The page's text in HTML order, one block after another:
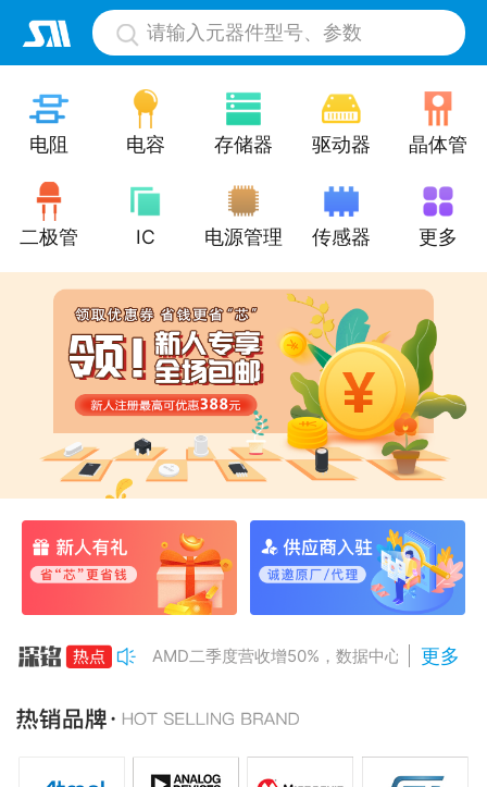
请输入元器件型号、参数
电阻 电容 存储器 驱动器 晶体管
二极管 IC 电源管理 传感器 更多
AMD二季度营收增50%，数据中心业务将翻倍
长鑫存储拟建北京第二座DRAM厂
长鑫LPDDR6验证完成，速率达12.8Gbps
更多